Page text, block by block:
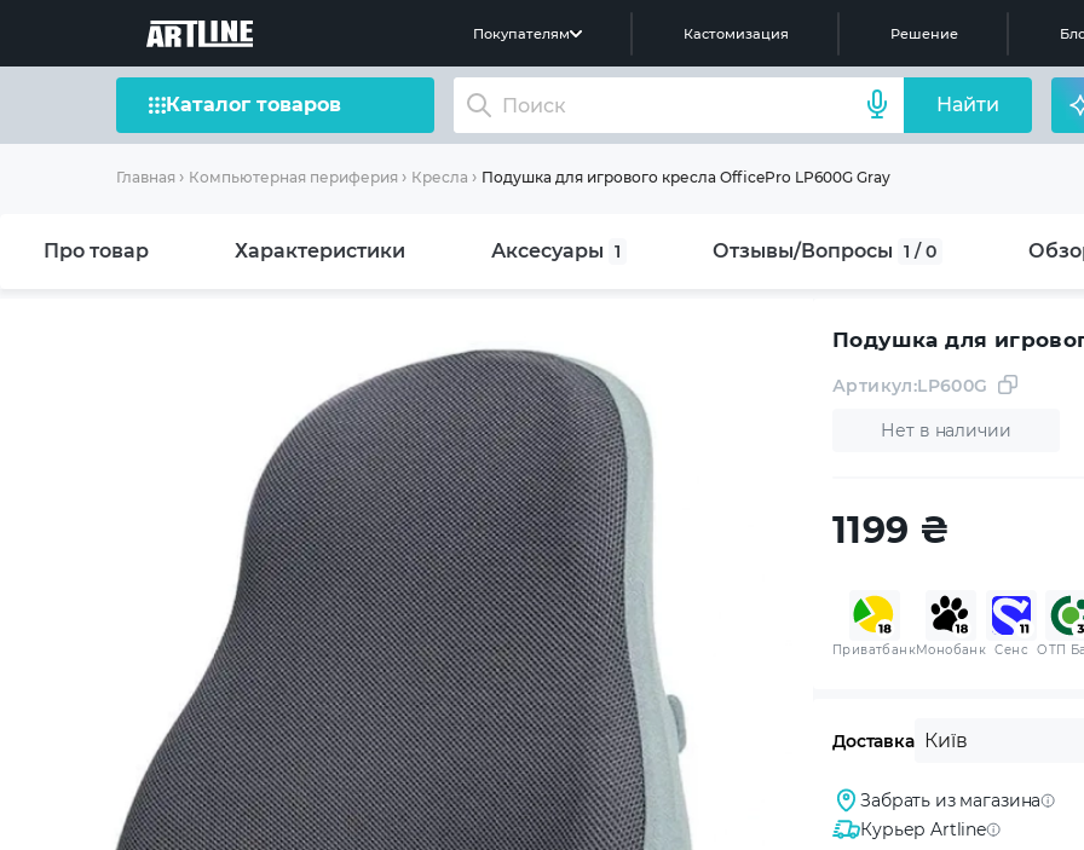
Покупателям Кастомизация Решение
Каталог товаров Найти
Главная Компьютерная периферия Кресла Подушка для игрового кресла OfficePro LP600G Gray
Про товар Характеристики Аксесуары 1 Отзывы/Вопросы 1 / 0
Подушка для
Нет в наличии
Артикул:LP600G
1199 ₴
ПриватбанкМонобанк Сенс ОТП
Доставка Київ
Забрать из магазина
Курьер Artline